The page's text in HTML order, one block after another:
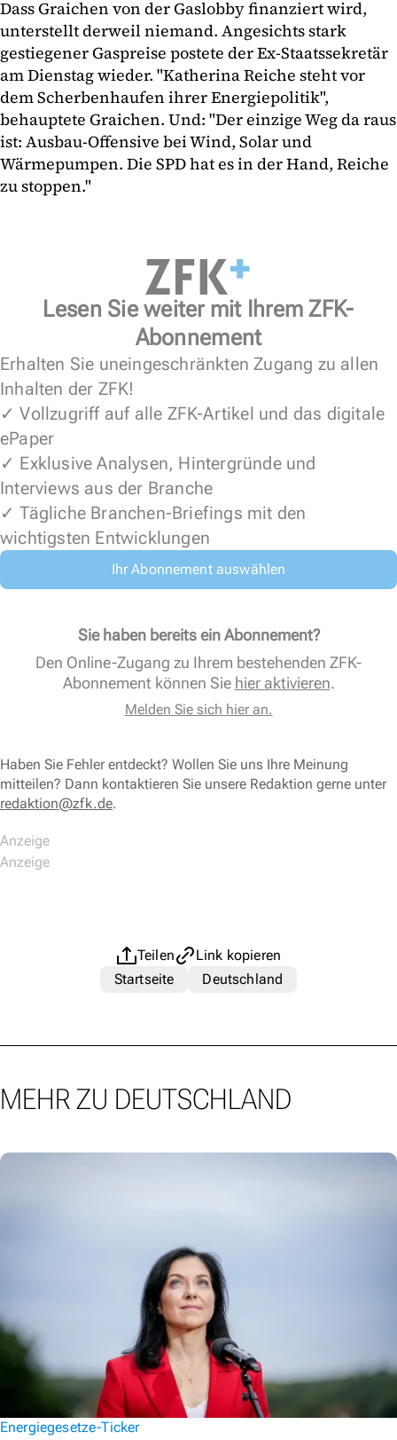
Dass Graichen von der Gaslobby finanziert wird,
unterstellt derweil niemand. Angesichts stark
gestiegener Gaspreise postete der Ex-Staatssekretär
am Dienstag wieder. "Katherina Reiche steht vor
dem Scherbenhaufen ihrer Energiepolitik",
behauptete Graichen. Und: "Der einzige Weg da raus
ist: Ausbau-Offensive bei Wind, Solar und
Wärmepumpen. Die SPD hat es in der Hand, Reiche
zu stoppen."
Lesen Sie weiter mit Ihrem ZFK-
Abonnement
Erhalten Sie uneingeschränkten Zugang zu allen
Inhalten der ZFK!
✓ Vollzugriff auf alle ZFK-Artikel und das digitale
ePaper
✓ Exklusive Analysen, Hintergründe und
Interviews aus der Branche
✓ Tägliche Branchen-Briefings mit den
wichtigsten Entwicklungen
Ihr Abonnement auswählen
Sie haben bereits ein Abonnement?
Den Online-Zugang zu Ihrem bestehenden ZFK-
Abonnement können Sie hier aktivieren.
Melden Sie sich hier an.
Haben Sie Fehler entdeckt? Wollen Sie uns Ihre Meinung
mitteilen? Dann kontaktieren Sie unsere Redaktion gerne unter
redaktion@zfk.de.
Teilen
Link kopieren
Startseite
Deutschland
MEHR ZU DEUTSCHLAND
Energiegesetze-Ticker